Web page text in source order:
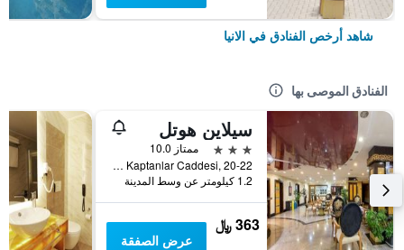
شاهد أرخص الفنادق في الانيا
الفنادق الموصى بها
سيلاين هوتل
3 نجوم
ممتاز 10.0
Güllerpinari Mahallesi, Kerim Kaptanlar Caddesi, 20-22, الانيا, تركيا
1.2 كيلومتر عن وسط المدينة
363 ﷼
عرض الصفقة